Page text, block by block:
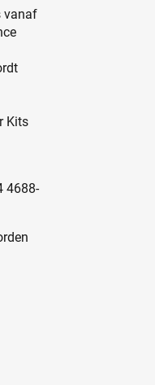
vanaf
Kits
4688-